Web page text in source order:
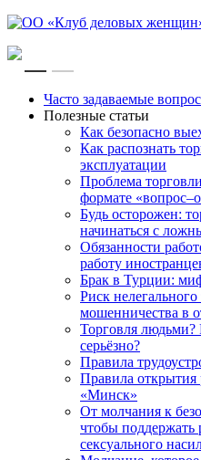
RUEN
Часто задаваемые
Полезные статьи
Как безопасно
Как распознать
эксплуатации
Проблема
формате
Будь осторожен:
начинаться с
Обязанности
работу
Брак в Турции:
Риск
мошенничества в
Торговля людьми?
серьёзно?
Правила
Правила открытия
«Минск»
От молчания к
чтобы поддержать
сексуального